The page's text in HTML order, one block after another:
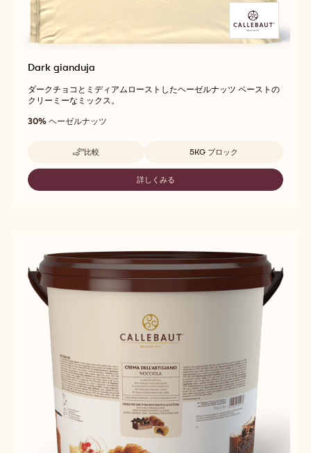
Dark gianduja
ダークチョコとミディアムローストしたヘーゼルナッツ ペーストの
クリーミーなミックス。
30% ヘーゼルナッツ
比較
-
DARK
5KG ブロック
詳しくみる
-